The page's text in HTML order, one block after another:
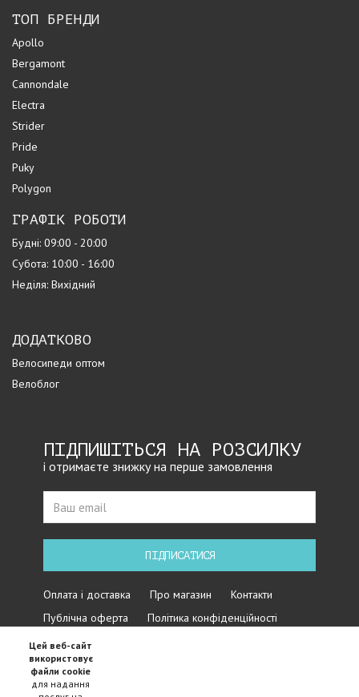
ТОП БРЕНДИ
Apollo
Bergamont
Cannondale
Electra
Strider
Pride
Puky
Polygon
ГРАФІК РОБОТИ
Будні: 09:00 - 20:00
Субота: 10:00 - 16:00
Неділя: Вихідний
ДОДАТКОВО
Велосипеди оптом
Велоблог
ПІДПИШІТЬСЯ НА РОЗСИЛКУ
і отримаєте знижку на перше замовлення
ПІДПИСАТИСЯ
Оплата і доставка Про магазин
Контакти
Публічна оферта
Політика конфіденційності
Цей веб-сайт
використовує
файли cookie
для надання